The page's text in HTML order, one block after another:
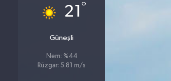
21 °
Güneşli
Nem: %44
Rüzgar: 5.81 m/s